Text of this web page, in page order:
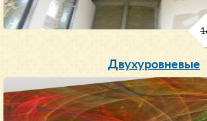
Двухуровневые